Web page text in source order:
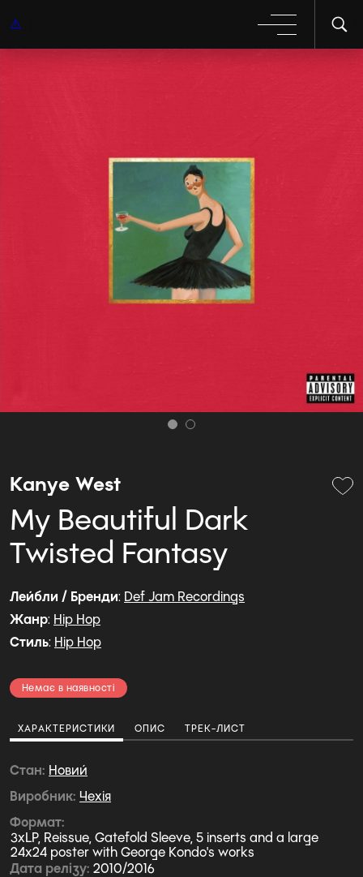
Kanye West
My Beautiful Dark
Twisted Fantasy
Лейбли / Бренди: Def Jam Recordings
Жанр: Hip Hop
Стиль: Hip Hop
Немає в наявності
ХАРАКТЕРИСТИКИ ОПИС ТРЕК-ЛИСТ
Стан Новий
Виробник Чехiя
Формат
3xLP, Reissue, Gatefold Sleeve, 5 inserts and a large
24x24 poster with George Kondo's works
Дата релізу 2010/2016